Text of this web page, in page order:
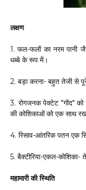
लक्षण
1. फल-फलों का नरम पानी
धब्बे के रूप में।
2. बड़ा करना- बहुत तेजी से
3. रोगजनक पेक्टेट "गोंद"
की कोशिकाओं को एक साथ
4. रिसाव-आंतरिक पतन एक
5. बैक्टीरिया-एकल-
महामारी की स्थिति